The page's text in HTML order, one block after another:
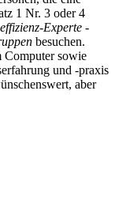
1 Nr. 3 oder 4
Experte -
besuchen.
Computer sowie
und -praxis
aber